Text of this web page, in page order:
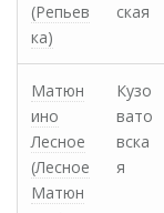
(Репьев
ка)
ская
Матюн
ино
Лесное
(Лесное
Матюн
Кузо
вато
вска
я